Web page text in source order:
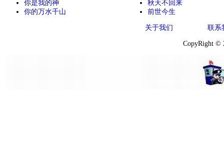
你是我的神
你的万水千山
秋天不回来
前世今生
关于我们 联系
CopyRight ©